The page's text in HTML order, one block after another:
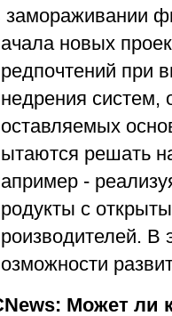
замораживании
новых
при
систем,
решать
-
с
В
Может ли